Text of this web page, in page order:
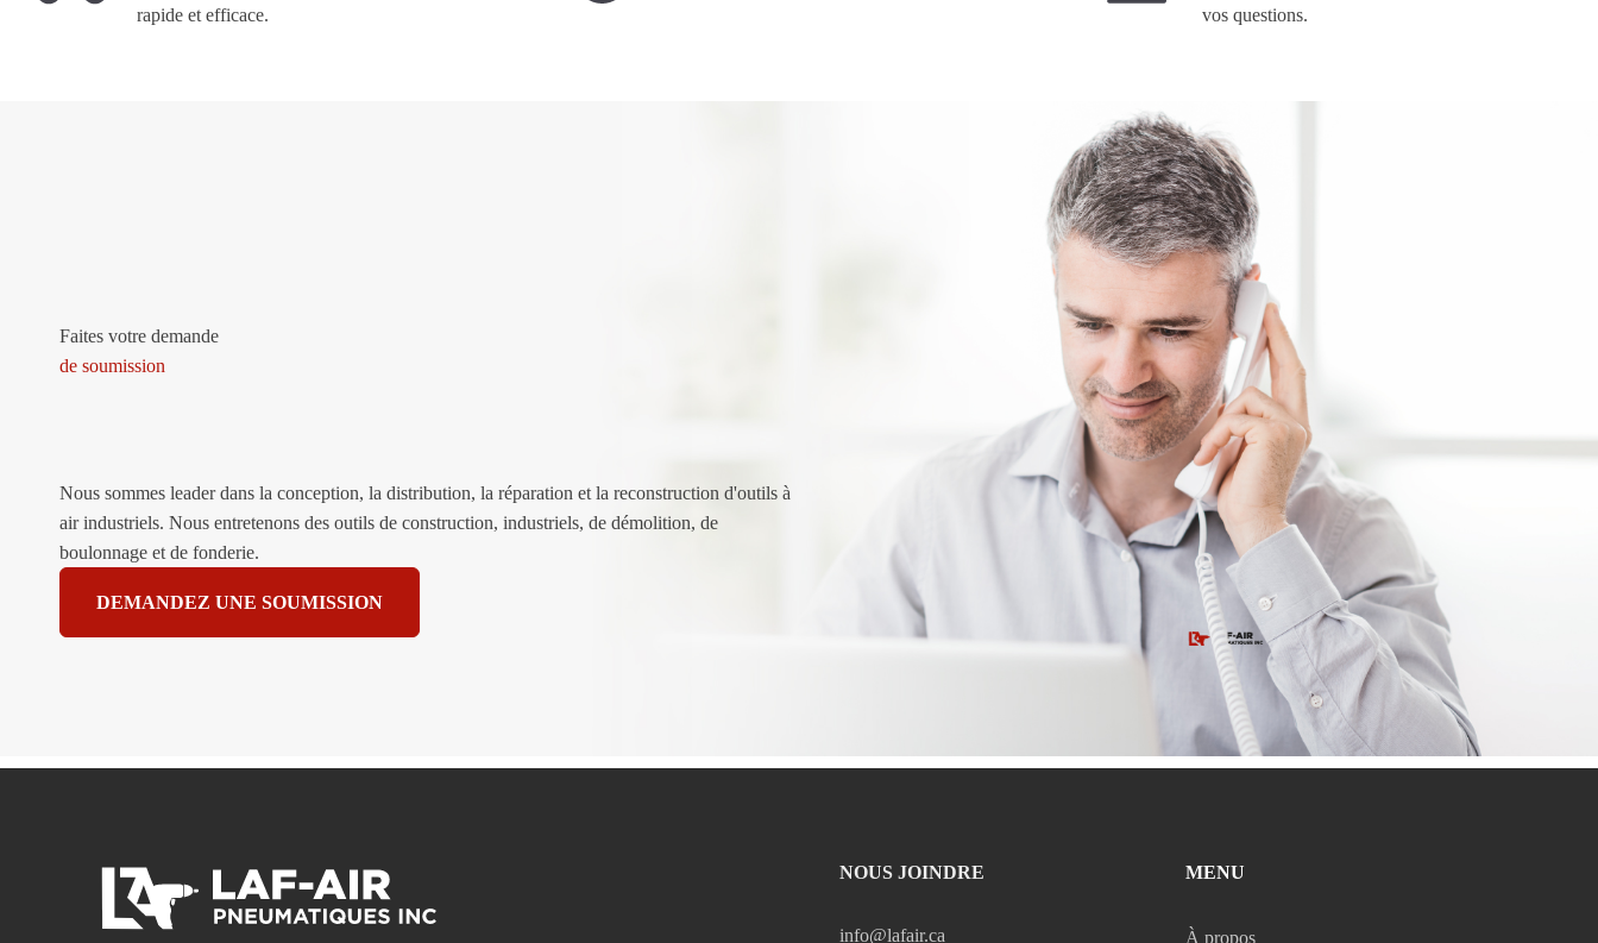
rapide et efficace.
vos questions.
Faites votre demande
de soumission
Nous sommes leader dans la conception, la distribution, la réparation et la reconstruction d'outils à
air industriels. Nous entretenons des outils de construction, industriels, de démolition, de
boulonnage et de fonderie.
DEMANDEZ UNE SOUMISSION
NOUS JOINDRE
info@lafair.ca
MENU
À propos